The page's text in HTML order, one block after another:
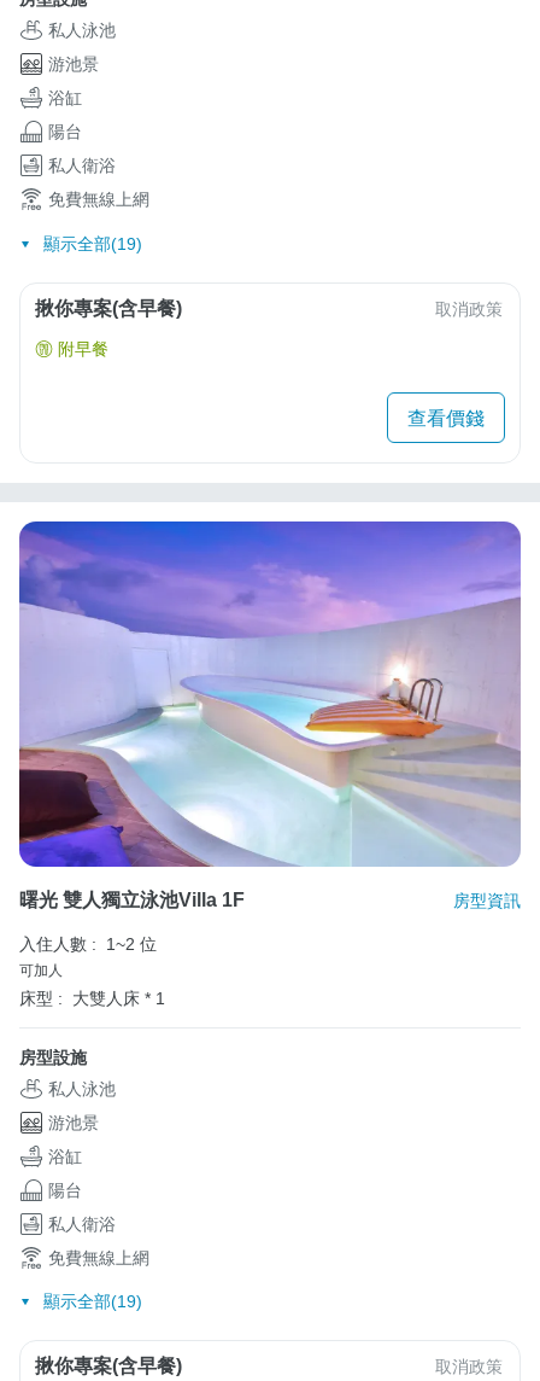
私人泳池
游池景
浴缸
陽台
私人衛浴
免費無線上網
顯示全部(19)
揪你專案(含早餐) 取消政策
附早餐
查看價錢
曙光 雙人獨立泳池villa 1F 房型資訊
入住人數 : 1~2 位
可加人
床型 : 大雙人床 * 1
房型設施
私人泳池
游池景
浴缸
陽台
私人衛浴
免費無線上網
顯示全部(19)
揪你專案(含早餐) 取消政策